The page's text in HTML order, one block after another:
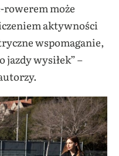
rowerem może
aktywności
wspomaganie,
jazdy wysiłek” –